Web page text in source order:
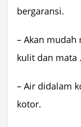
bergaransi.
– Akan mudah
kulit dan mata .
– Air didalam
kotor.